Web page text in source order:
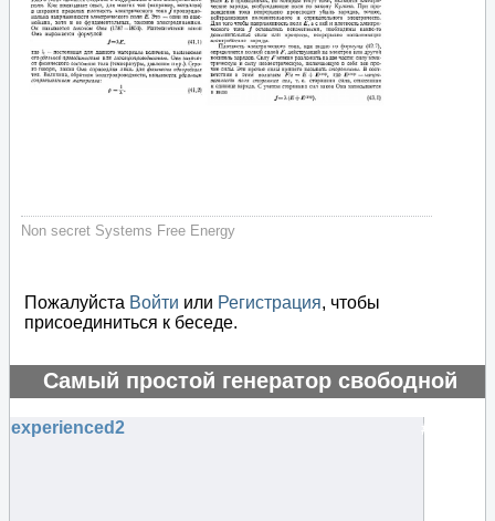
Non secret Systems Free Energy
Пожалуйста Войти или Регистрация, чтобы
присоединиться к беседе.
Самый простой генератор свободной
энергии
#75514
experienced2